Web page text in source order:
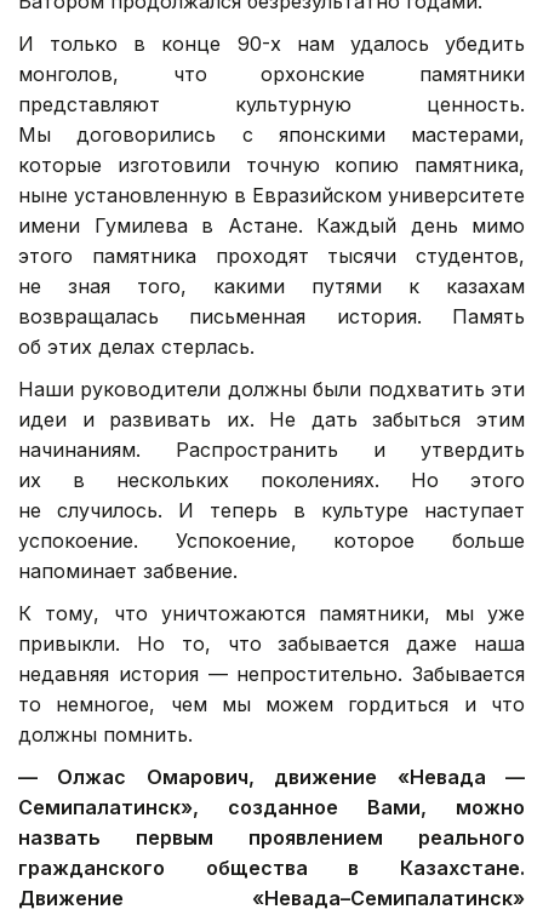
И только в конце 90-х нам удалось убедить
монголов, что орхонские памятники
представляют культурную ценность.
Мы договорились с японскими мастерами,
которые изготовили точную копию памятника,
ныне установленную в Евразийском университете
имени Гумилева в Астане. Каждый день мимо
этого памятника проходят тысячи студентов,
не зная того, какими путями к казахам
возвращалась письменная история. Память
об этих делах стерлась.
Наши руководители должны были подхватить эти
идеи и развивать их. Не дать забыться этим
начинаниям. Распространить и утвердить
их в нескольких поколениях. Но этого
не случилось. И теперь в культуре наступает
успокоение. Успокоение, которое больше
напоминает забвение.
К тому, что уничтожаются памятники, мы уже
привыкли. Но то, что забывается даже наша
недавняя история — непростительно. Забывается
то немногое, чем мы можем гордиться и что
должны помнить.
— Олжас Омарович, движение «Невада —
Семипалатинск», созданное Вами, можно
назвать первым проявлением реального
гражданского общества в Казахстане.
Движение «Невада–Семипалатинск»